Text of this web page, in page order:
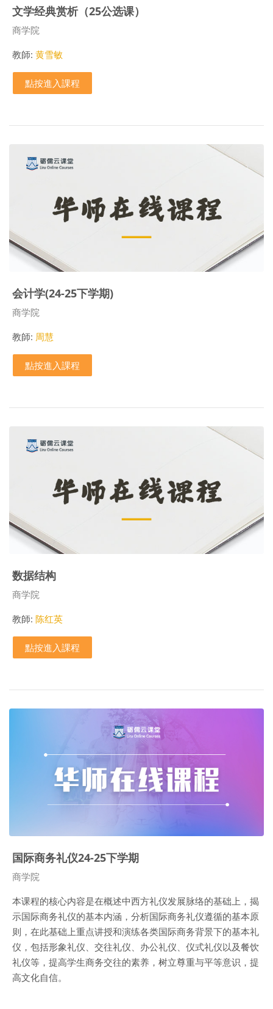
文学经典赏析（25公选课）
課程類別
商学院
教師: 黄雪敏
點按進入課程
会计学(24-25下学期)
課程類別
商学院
教師: 周慧
點按進入課程
数据结构
課程類別
商学院
教師: 陈红英
點按進入課程
国际商务礼仪24-25下学期
課程類別
商学院
本课程的核心内容是在概述中西方礼仪发展脉络的基础上，揭
示国际商务礼仪的基本内涵，分析国际商务礼仪遵循的基本原
则，在此基础上重点讲授和演练各类国际商务背景下的基本礼
仪，包括形象礼仪、交往礼仪、办公礼仪、仪式礼仪以及餐饮
礼仪等，提高学生商务交往的素养，树立尊重与平等意识，提
高文化自信。